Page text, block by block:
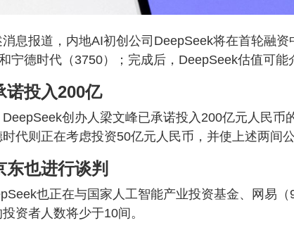
息报道，内地AI初创公司DeepSeek将在首轮融
宁德时代（3750）；完成后，DeepSeek估值可能
诺投入200亿
创办人梁文峰已承诺投入200亿元人民币
代则正在考虑投资50亿元人民币，并使上述两间
东也进行谈判
也正在与国家人工智能产业投资基金、网易
资者人数将少于10间。